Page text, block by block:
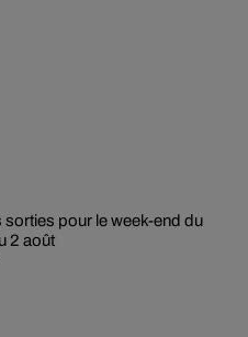
sorties pour le week-end du
2 août